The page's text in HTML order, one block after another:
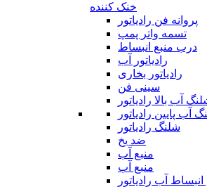
خنک کننده
پروانه فن رادیاتور
تسمه واتر پمپ
درب منبع انبساط
رادیاتور آب
رادیاتور بخاری
سینی فن
آب بالا رادیاتور
آب پایین رادیاتور
شلنگ رادیاتور
ضد یخ
منبع آب
منبع آب
انبساط آب رادیاتور